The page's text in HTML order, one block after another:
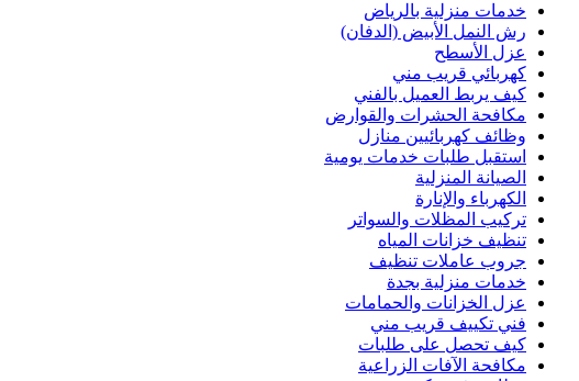
خدمات منزلية بالرياض
رش النمل الأبيض (الدفان)
عزل الأسطح
كهربائي قريب مني
كيف يربط العميل بالفني
مكافحة الحشرات والقوارض
وظائف كهربائيين منازل
استقبل طلبات خدمات يومية
الصيانة المنزلية
الكهرباء والإنارة
تركيب المظلات والسواتر
تنظيف خزانات المياه
جروب عاملات تنظيف
خدمات منزلية بجدة
عزل الخزانات والحمامات
فني تكييف قريب مني
كيف تحصل على طلبات
مكافحة الآفات الزراعية